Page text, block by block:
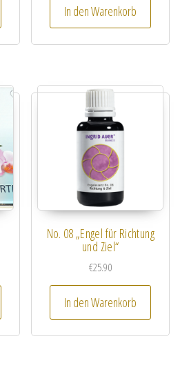
In den Warenkorb
No. 08 „Engel für Richtung
und Ziel“
€25.90
In den Warenkorb